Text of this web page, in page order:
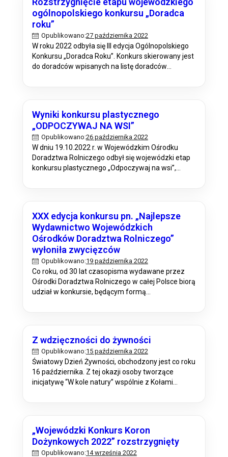
do nowych zadań, w tym zapewnienia efektywnej
interoperacyjności, integracji i kompatybilność
elementów komputerowej bazy danych z innymi
systemami informatycznymi, w tym…
ogólnopolskiego konkursu „Doradca
roku”
Opublikowano:27 października 2022
W roku 2022 odbyła się III edycja Ogólnopolskiego
Konkursu „Doradca Roku”. Konkurs skierowany jest
do doradców wpisanych na listę doradców
we współpracy z Ministerstwem Rolnictwa i
Rozwoju Wsi. Realizatorem i wykonawcą jest
Centrum Doradztwa Rolniczego w…
Wyniki konkursu plastycznego
„ODPOCZYWAJ NA WSI”
Opublikowano:26 października 2022
W dniu 19.10.2022 r. w Wojewódzkim Ośrodku
Doradztwa Rolniczego odbył się wojewódzki etap
konkursu plastycznego „Odpoczywaj na wsi”,
walorów naturalnych, dziedzictwa kulturowego i
kulinarnego oraz różnorodności przyrodniczej
obszarów wiejskich; Kreowanie wizerunku
obszarów wiejskich…
XXX edycja konkursu pn. „Najlepsze
Wydawnictwo Wojewódzkich
Ośrodków Doradztwa Rolniczego”
wyłoniła zwycięzców
Opublikowano:19 października 2022
Co roku, od 30 lat czasopisma wydawane przez
Ośrodki Doradztwa Rolniczego w całej Polsce biorą
udział w konkursie, będącym formą
Obszarów Wiejskich” pod patronatem honorowym
Wiceprezesa Rady Ministrów, Ministra Rolnictwa i
Rozwoju Wsi…
Z wdzięczności do żywności
Opublikowano:15 października 2022
Światowy Dzień Żywności, obchodzony jest co roku
16 października. Z tej okazji osoby tworzące
inicjatywę “W kole natury” wspólnie z Kołami
Opracowane przez wieki przepisy są elementem
naszej tradycji…
„Wojewódzki Konkurs Koron
Dożynkowych 2022” rozstrzygnięty
Opublikowano:14 września 2022